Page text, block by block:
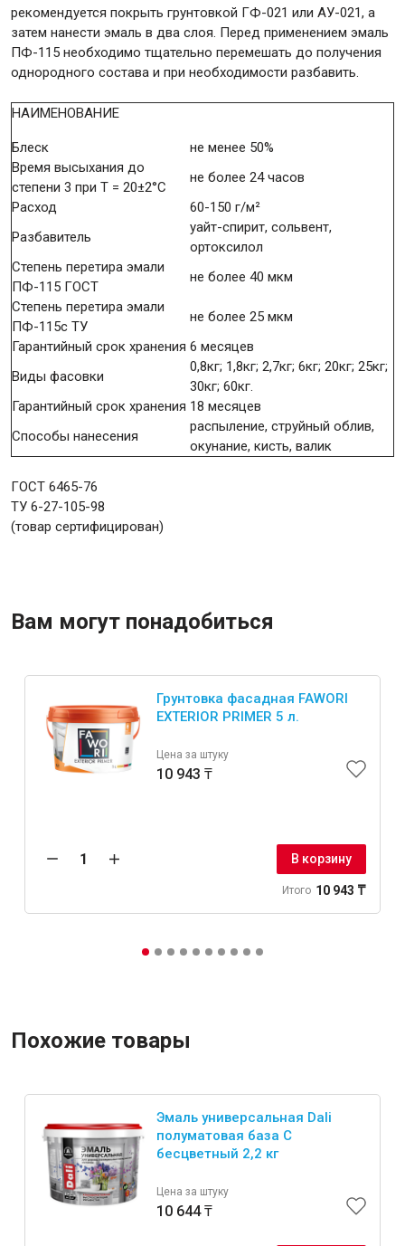
рекомендуется покрыть грунтовкой ГФ-021 или АУ-021, а
затем нанести эмаль в два слоя. Перед применением эмаль
ПФ-115 необходимо тщательно перемешать до получения
однородного состава и при необходимости разбавить.
НАИМЕНОВАНИЕ
Блеск
не менее 50%
Время высыхания до
степени 3 при Т = 20±2°С
не более 24 часов
Расход
60-150 г/м²
Разбавитель
уайт-спирит, сольвент,
ортоксилол
Степень перетира эмали
ПФ-115 ГОСТ
не более 40 мкм
Степень перетира эмали
ПФ-115с ТУ
не более 25 мкм
Гарантийный срок хранения 6 месяцев
Виды фасовки
0,8кг; 1,8кг; 2,7кг; 6кг; 20кг; 25кг;
30кг; 60кг.
Гарантийный срок хранения 18 месяцев
Способы нанесения
распыление, струйный облив,
окунание, кисть, валик
ГОСТ 6465-76
ТУ 6-27-105-98
(товар сертифицирован)
Вам могут понадобиться
Грунтовка фасадная FAWORI
EXTERIOR PRIMER 5 л.
Цена за штуку
10 943 ₸
В корзину
Итого 10 943 ₸
Похожие товары
Эмаль универсальная Dali
полуматовая база C
бесцветный 2,2 кг
Цена за штуку
10 644 ₸